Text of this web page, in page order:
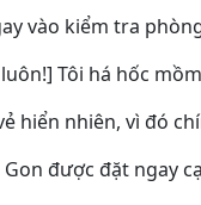
vào kiểm tra
Tôi há hốc
hiển nhiên, vì đó
được đặt ngay